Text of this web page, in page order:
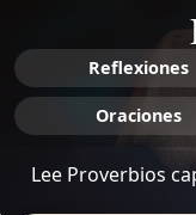
Reflexiones
Oraciones
Lee Proverbios